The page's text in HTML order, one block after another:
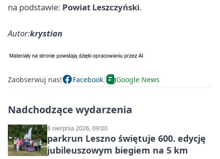
na podstawie: Powiat Leszczyński.
Autor:krystian
Zaobserwuj nas! Facebook Google News
Nadchodzące wydarzenia
8 sierpnia 2026, 09:00
parkrun Leszno świętuje 600. edycję
jubileuszowym biegiem na 5 km